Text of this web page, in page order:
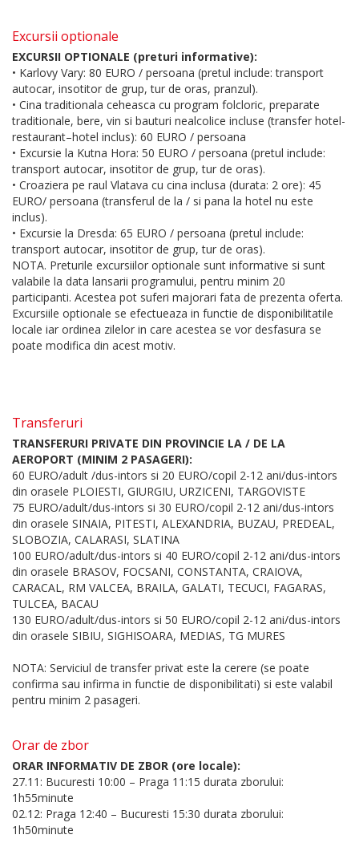
Excursii optionale
EXCURSII OPTIONALE (preturi informative):
• Karlovy Vary: 80 EURO / persoana (pretul include: transport
autocar, insotitor de grup, tur de oras, pranzul).
• Cina traditionala ceheasca cu program folcloric, preparate
traditionale, bere, vin si bauturi nealcolice incluse (transfer hotel-
restaurant–hotel inclus): 60 EURO / persoana
• Excursie la Kutna Hora: 50 EURO / persoana (pretul include:
transport autocar, insotitor de grup, tur de oras).
• Croaziera pe raul Vlatava cu cina inclusa (durata: 2 ore): 45
EURO/ persoana (transferul de la / si pana la hotel nu este
inclus).
• Excursie la Dresda: 65 EURO / persoana (pretul include:
transport autocar, insotitor de grup, tur de oras).
NOTA. Preturile excursiilor optionale sunt informative si sunt
valabile la data lansarii programului, pentru minim 20
participanti. Acestea pot suferi majorari fata de prezenta oferta.
Excursiile optionale se efectueaza in functie de disponibilitatile
locale iar ordinea zilelor in care acestea se vor desfasura se
poate modifica din acest motiv.
Transferuri
TRANSFERURI PRIVATE DIN PROVINCIE LA / DE LA
AEROPORT (MINIM 2 PASAGERI):
60 EURO/adult /dus-intors si 20 EURO/copil 2-12 ani/dus-intors
din orasele PLOIESTI, GIURGIU, URZICENI, TARGOVISTE
75 EURO/adult/dus-intors si 30 EURO/copil 2-12 ani/dus-intors
din orasele SINAIA, PITESTI, ALEXANDRIA, BUZAU, PREDEAL,
SLOBOZIA, CALARASI, SLATINA
100 EURO/adult/dus-intors si 40 EURO/copil 2-12 ani/dus-intors
din orasele BRASOV, FOCSANI, CONSTANTA, CRAIOVA,
CARACAL, RM VALCEA, BRAILA, GALATI, TECUCI, FAGARAS,
TULCEA, BACAU
130 EURO/adult/dus-intors si 50 EURO/copil 2-12 ani/dus-intors
din orasele SIBIU, SIGHISOARA, MEDIAS, TG MURES
NOTA: Serviciul de transfer privat este la cerere (se poate
confirma sau infirma in functie de disponibilitati) si este valabil
pentru minim 2 pasageri.
Orar de zbor
ORAR INFORMATIV DE ZBOR (ore locale):
27.11: Bucuresti 10:00 – Praga 11:15 durata zborului:
1h55minute
02.12: Praga 12:40 – Bucuresti 15:30 durata zborului:
1h50minute